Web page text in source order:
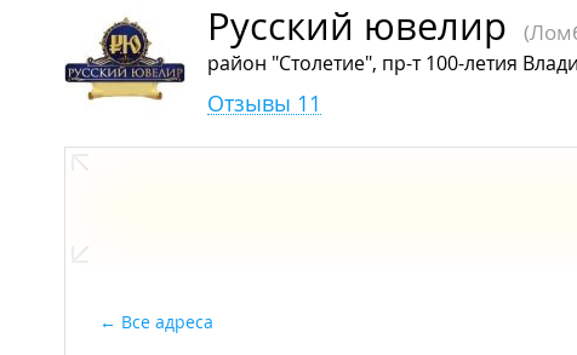
Русский ювелир
район "Столетие", пр-т 100-летия
Отзывы 11
Все адреса